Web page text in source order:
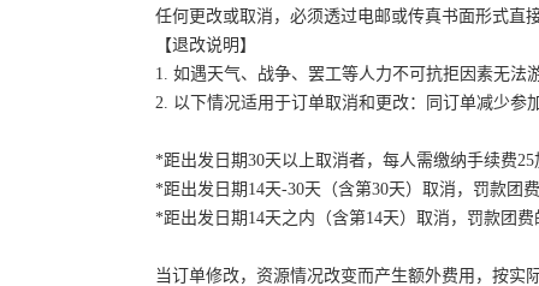
任何更改或取消，必须透过电邮或传真书面形式直
【退改说明】
1. 如遇天气、战争、罢工等人力不可抗拒因素无
2. 以下情况适用于订单取消和更改：同订单减少
*距出发日期30天以上取消者，每人需缴纳手续费
*距出发日期14天-30天（含第30天）取消，罚款团
*距出发日期14天之内（含第14天）取消，罚款团费
当订单修改，资源情况改变而产生额外费用，按实